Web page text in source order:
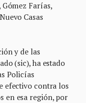
Farías,
Casas
y de las
(sic), ha estado
Policías
efectivo contra los
en esa región, por